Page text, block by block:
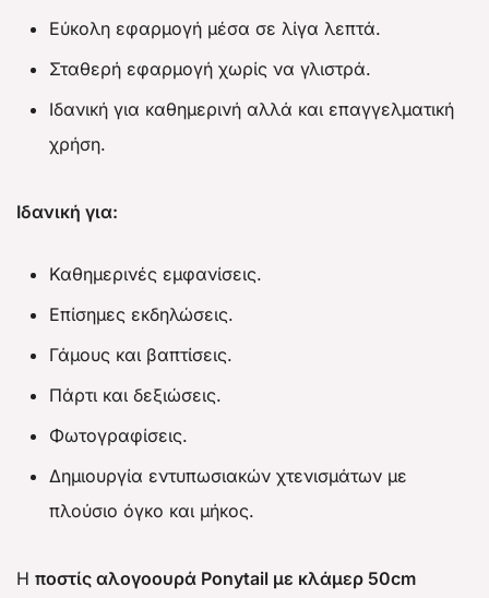
Εύκολη εφαρμογή μέσα σε λίγα λεπτά.
Σταθερή εφαρμογή χωρίς να γλιστρά.
Ιδανική για καθημερινή αλλά και επαγγελματική
χρήση.
Ιδανική για:
Καθημερινές εμφανίσεις.
Επίσημες εκδηλώσεις.
Γάμους και βαπτίσεις.
Πάρτι και δεξιώσεις.
Φωτογραφίσεις.
Δημιουργία εντυπωσιακών χτενισμάτων με
πλούσιο όγκο και μήκος.
Η ποστίς αλογοουρά Ponytail με κλάμερ 50cm